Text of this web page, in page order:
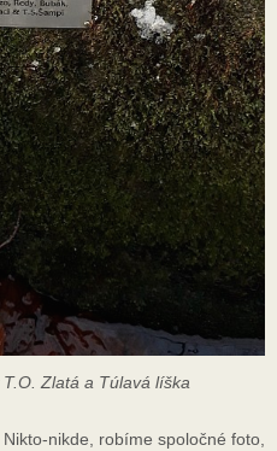
Zlatá a Túlavá líška
. Nikto-nikde, robíme spoločné foto,